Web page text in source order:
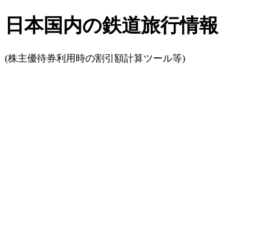
日本国内の鉄道旅行情報
(株主優待券利用時の割引額計算ツール等)